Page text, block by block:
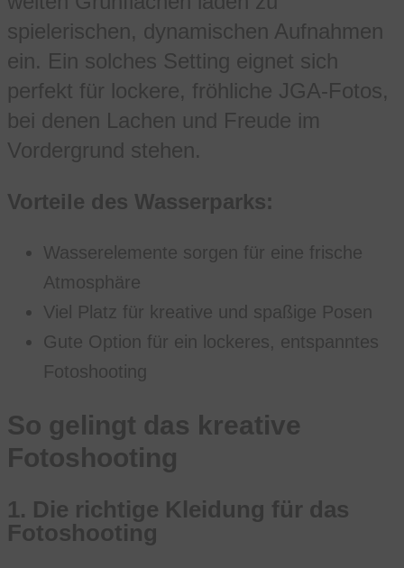
spielerischen, dynamischen Aufnahmen
ein. Ein solches Setting eignet sich
perfekt für lockere, fröhliche JGA-Fotos,
bei denen Lachen und Freude im
Vordergrund stehen.
Vorteile des Wasserparks:
Wasserelemente sorgen für eine frische
Atmosphäre
Viel Platz für kreative und spaßige Posen
Gute Option für ein lockeres, entspanntes
Fotoshooting
So gelingt das kreative
Fotoshooting
1. Die richtige Kleidung für das
Fotoshooting